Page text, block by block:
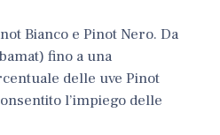
Bianco e Pinot Nero. Da
fino a una
delle uve Pinot
l’impiego delle